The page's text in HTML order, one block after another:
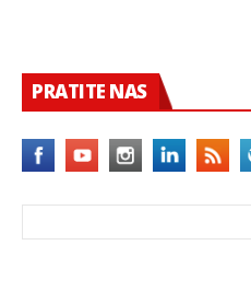
PRATITE NAS